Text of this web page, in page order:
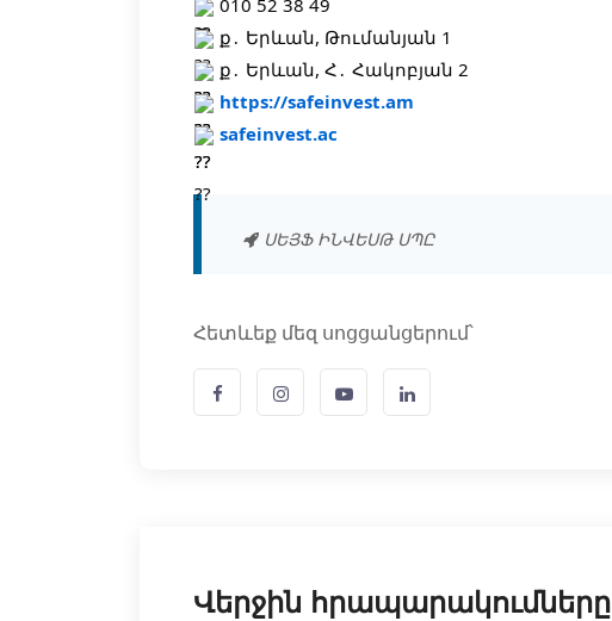
ք․ Երևան, Թումանյան 1
ք․ Երևան, Հ․ Հակոբյան 2
https://safeinvest.am
safeinvest.ac
ՍԵՅՖ ԻՆՎԵՍԹ ՍՊԸ
Հետևեք մեզ սոցցանցերում՝
Վերջին հրապարակումները